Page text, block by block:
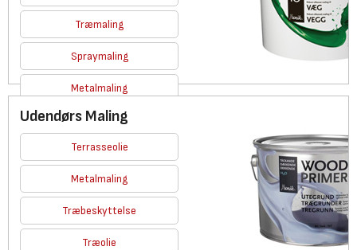
Træmaling
Spraymaling
Metalmaling
Se alle
Udendørs Maling
Terrasseolie
Metalmaling
Træbeskyttelse
Træolie